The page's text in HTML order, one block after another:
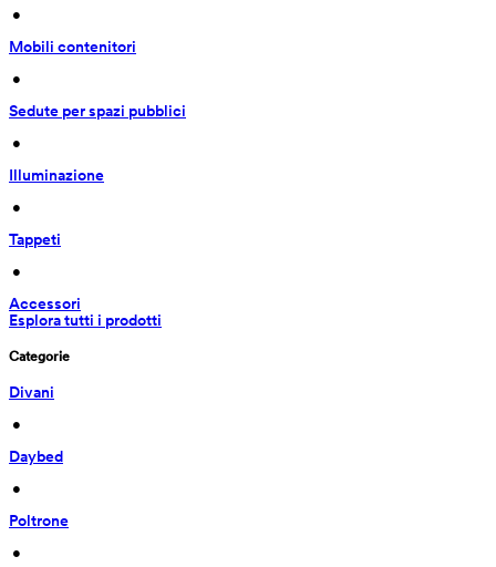
•
Mobili contenitori
•
Sedute per spazi pubblici
•
Illuminazione
•
Tappeti
•
Accessori
Esplora tutti i prodotti
Categorie
Divani
•
Daybed
•
Poltrone
•